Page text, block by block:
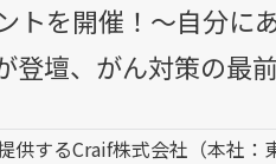
トを開催！〜自分に
登壇、がん対策の最
するCraif株式会社（本社：